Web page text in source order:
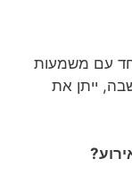
עם משמעות
ייתן את